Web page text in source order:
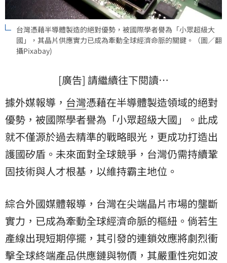
台灣憑藉半導體製造的絕對優勢，被國際學者譽為「小眾超級大
國」，其晶片供應實力已成為牽動全球經濟命脈的關鍵。（圖／翻
攝Pixabay)
[廣告] 請繼續往下閱讀…
據外媒報導， 台灣憑藉在半導體製造領域的絕對
優勢，被國際學者譽為「小眾超級大國」。此成
就不僅源於過去精準的戰略眼光，更成功打造出
護國矽盾。未來面對全球競爭，台灣仍需持續鞏
固技術與人才根基，以維持霸主地位。
綜合外國媒體報導，台灣在尖端晶片市場的壟斷
實力，已成為牽動全球經濟命脈的樞紐。倘若生
產線出現短期停擺，其引發的連鎖效應將劇烈衝
擊全球終端產品供應鏈與物價，其嚴重性宛如波